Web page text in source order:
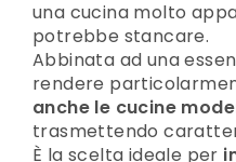
una cucina molto
potrebbe stancare.
Abbinata ad una
rendere
anche le cucine
trasmettendo
È la scelta ideale per